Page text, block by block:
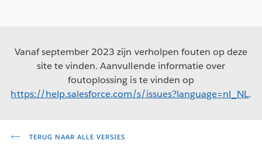
Vanaf september 2023 zijn verholpen fouten op deze
site te vinden. Aanvullende informatie over
foutoplossing is te vinden op
https://help.salesforce.com/s/issues?language=nl_NL.
TERUG NAAR ALLE VERSIES